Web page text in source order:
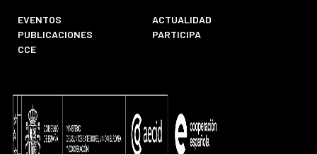
EVENTOS
ACTUALIDAD
PUBLICACIONES
PARTICIPA
CCE